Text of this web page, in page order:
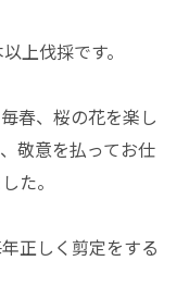
上伐採です。
春、桜の花を楽し
敬意を払ってお仕
た。
正しく剪定をする